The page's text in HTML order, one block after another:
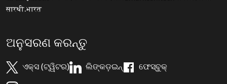
सारथी.भारत
ଅନୁସରଣ କରନ୍ତୁ
ଏକ୍ସ (ଟ୍ୱିଟର) ଲିଙ୍କଡ଼ଇନ୍
ଫେସ୍ବୁକ୍